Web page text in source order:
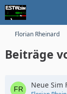
Florian Rheinard
Beiträge
Neue Sim